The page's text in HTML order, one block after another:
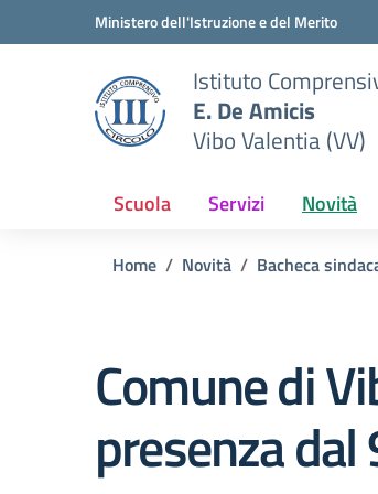
Vai ai contenuti
Vai al menu di navigazioneMinistero dell'Istruzione e del Merito
Istituto
E. De Amicis
Vibo Valentia (VV)
Scuola Servizi Novità
Home Novità Bacheca
Comune di
presenza